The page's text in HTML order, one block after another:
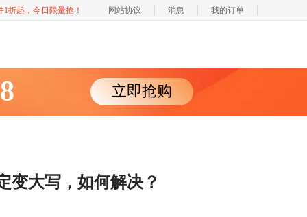
折起，今日限量抢！ 网站协议 消息 我的订单
立即抢购
变大写，如何解决？